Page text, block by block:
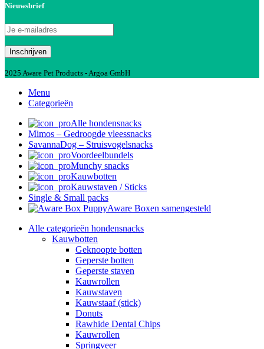
Nieuwsbrief
2025 Aware Pet Products - Argoa GmbH
Menu
Categorieën
Alle hondensnacks
Mimos – Gedroogde vleessnacks
SavannaDog – Struisvogelsnacks
Voordeelbundels
Munchy snacks
Kauwbotten
Kauwstaven / Sticks
Single & Small packs
Aware Boxen samengesteld
Alle categorieën hondensnacks
Kauwbotten
Geknoopte botten
Geperste botten
Geperste staven
Kauwrollen
Kauwstaven
Kauwstaaf (stick)
Donuts
Rawhide Dental Chips
Kauwrollen
Springveer